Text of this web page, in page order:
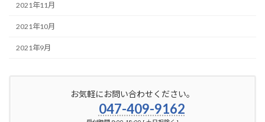
2021年11月
2021年10月
2021年9月
お気軽にお問い合わせください。
047-409-9162